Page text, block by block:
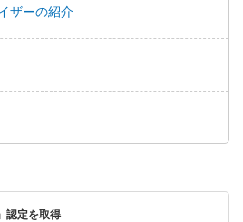
ザーの紹介
認定を取得